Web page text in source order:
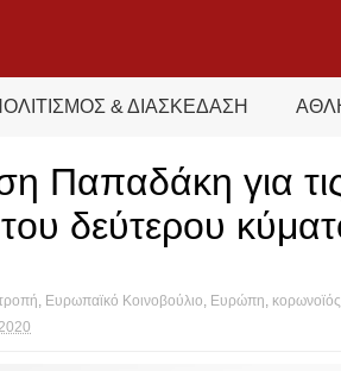
& ΔΙΑΣΚΕΔΑΣΗ
Παπαδάκη για
δεύτερου
Ευρωπαϊκό Κοινοβούλιο Ευρώπη κορωνοϊός